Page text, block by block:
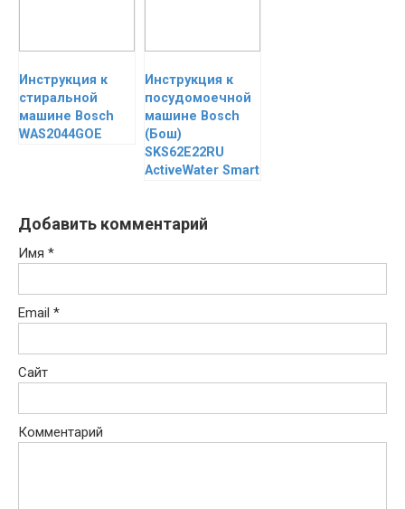
Инструкция к
стиральной
машине Bosch
WAS2044GOE
Инструкция к
посудомоечной
машине Bosch
(Бош)
SKS62E22RU
ActiveWater Smart
Добавить комментарий
Имя *
Email *
Сайт
Комментарий